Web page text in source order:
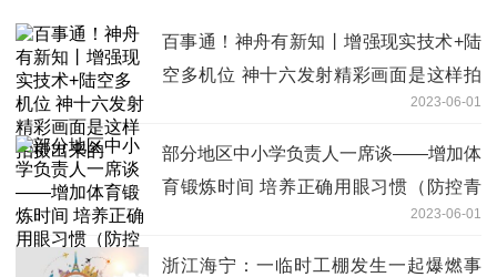
百事通！神舟有新知丨增强现实技术+陆
空多机位 神十六发射精彩画面是这样拍
2023-06-01
部分地区中小学负责人一席谈——增加体
育锻炼时间 培养正确用眼习惯（防控青
2023-06-01
浙江海宁：一临时工棚发生一起爆燃事